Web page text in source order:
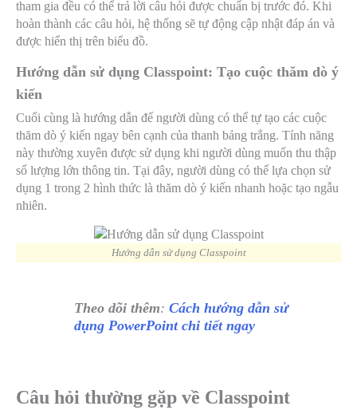
tham gia đều có thể trả lời câu hỏi được chuẩn bị trước đó. Khi
hoàn thành các câu hỏi, hệ thống sẽ tự động cập nhật đáp án và
được hiển thị trên biểu đồ.
Hướng dẫn sử dụng Classpoint: Tạo cuộc thăm dò ý
kiến
Cuối cùng là hướng dẫn để người dùng có thể tự tạo các cuộc
thăm dò ý kiến ngay bên cạnh của thanh bảng trắng. Tính năng
này thường xuyên được sử dụng khi người dùng muốn thu thập
số lượng lớn thông tin. Tại đây, người dùng có thể lựa chọn sử
dụng 1 trong 2 hình thức là thăm dò ý kiến nhanh hoặc tạo ngẫu
nhiên.
Hướng dẫn sử dụng Classpoint
Theo dõi thêm: Cách hướng dẫn sử
dụng PowerPoint chi tiết ngay
Câu hỏi thường gặp về Classpoint